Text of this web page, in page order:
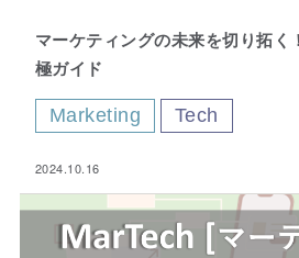
マーケティングの未来を切り拓く
極ガイド
Marketing Tech
2024.10.16